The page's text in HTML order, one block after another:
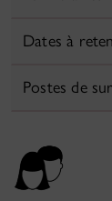
Dates à
Postes de